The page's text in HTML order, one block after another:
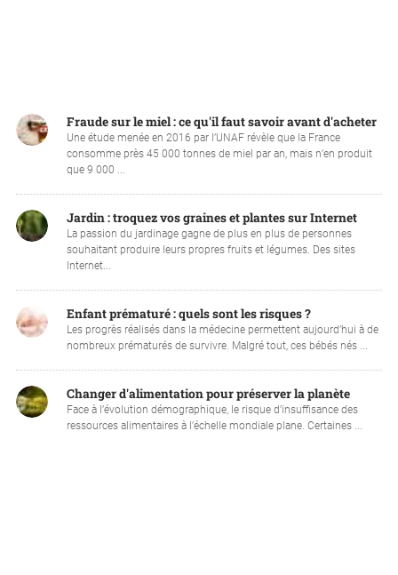
Fraude sur le miel : ce qu'il faut savoir avant d'acheter
Une étude menée en 2016 par l’UNAF révèle que la France
consomme près 45 000 tonnes de miel par an, mais n’en produit
que 9 000 ...
Jardin : troquez vos graines et plantes sur Internet
La passion du jardinage gagne de plus en plus de personnes
souhaitant produire leurs propres fruits et légumes. Des sites
Internet...
Enfant prématuré : quels sont les risques ?
Les progrès réalisés dans la médecine permettent aujourd’hui à de
nombreux prématurés de survivre. Malgré tout, ces bébés nés ...
Changer d'alimentation pour préserver la planète
Face à l’évolution démographique, le risque d’insuffisance des
ressources alimentaires à l’échelle mondiale plane. Certaines ...